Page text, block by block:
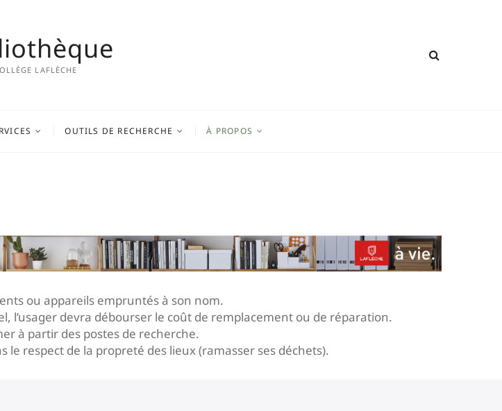
LAFLÈCHE
OUTILS DE RECHERCHE À PROPOS
ou appareils empruntés à son nom.
l’usager devra débourser le coût de remplacement ou de réparation.
à partir des postes de recherche.
respect de la propreté des lieux (ramasser ses déchets).